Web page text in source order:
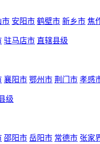
市 安阳市 鹤壁市 新乡市 焦
驻马店市 直辖县级
襄阳市 鄂州市 荆门市 孝感
级
邵阳市 岳阳市 常德市 张家